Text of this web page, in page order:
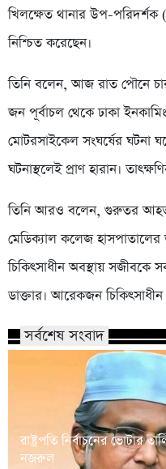
খিলক্ষেত থানার উপ-
নিশ্চিত করেছেন।
তিনি বলেন, আজ রাত পৌনে
জন পূর্বাচল থেকে ঢাকা
মোটরসাইকেল সংঘর্ষের ঘটনা
ঘটনাস্থলেই প্রাণ হারান।
তিনি আরও বলেন, গুরুতর আহত
মেডিক্যাল কলেজ
চিকিৎসাধীন অবস্থায়
ডাক্তার। আরেকজন চিকিৎসাধীন
সর্বশেষ সংবাদ
রাষ্ট্রপতি নির্বাচনের ভোটার
নজরুল